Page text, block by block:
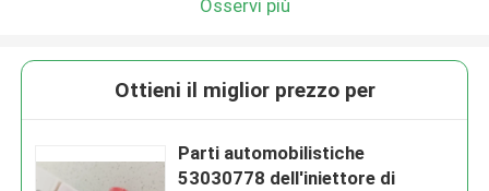
Osservi più
Ottieni il miglior prezzo per
Parti automobilistiche
53030778 dell'iniettore di